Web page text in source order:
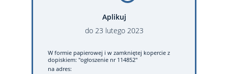
Aplikuj
do 23 lutego 2023
W formie papierowej i w zamkniętej kopercie z
dopiskiem: "ogłoszenie nr 114852"
na adres: